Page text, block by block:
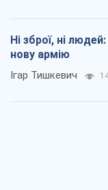
Ні зброї, ні
нову армію
Ігар Тишкевич